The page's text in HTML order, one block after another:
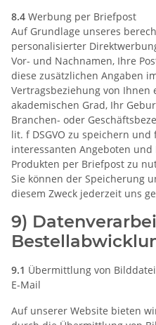
8.4 Werbung per Briefpost
Auf Grundlage unseres
personalisierter
Vor- und Nachnamen, Ihre
diese zusätzlichen Angaben
Vertragsbeziehung von
akademischen Grad, Ihr
Branchen- oder
lit. f DSGVO zu speichern
interessanten Angeboten
Produkten per Briefpost zu
Sie können der Speicherung
diesem Zweck jederzeit uns
9)
9.1 Übermittlung von
E-Mail
Auf unserer Website bieten